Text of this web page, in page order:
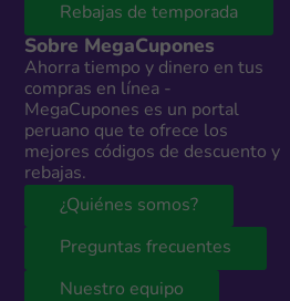
Rebajas de temporada
Sobre MegaCupones
Ahorra tiempo y dinero en tus
compras en línea -
MegaCupones es un portal
peruano que te ofrece los
mejores códigos de descuento y
rebajas.
¿Quiénes somos?
Preguntas frecuentes
Nuestro equipo